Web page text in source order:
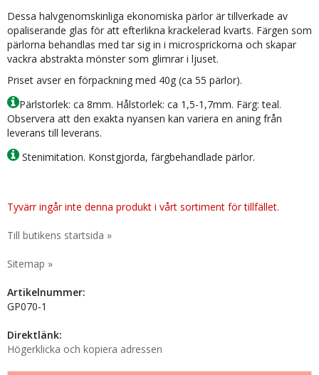
Dessa halvgenomskinliga ekonomiska pärlor är tillverkade av
opaliserande glas för att efterlikna krackelerad kvarts. Färgen som
pärlorna behandlas med tar sig in i microsprickorna och skapar
vackra abstrakta mönster som glimrar i ljuset.
Priset avser en förpackning med 40g (ca 55 pärlor).
Pärlstorlek: ca 8mm. Hålstorlek: ca 1,5-1,7mm. Färg: teal.
Observera att den exakta nyansen kan variera en aning från
leverans till leverans.
Stenimitation. Konstgjorda, färgbehandlade pärlor.
Tyvärr ingår inte denna produkt i vårt sortiment för tillfället.
Till butikens startsida »
Sitemap »
Artikelnummer:
GP070-1
Direktlänk:
Högerklicka och kopiera adressen